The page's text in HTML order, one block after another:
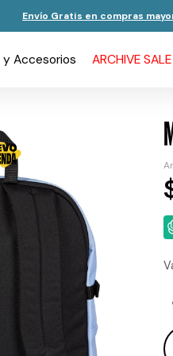
Envío Gratis en compras
y Accesorios ARCHIVE SALE